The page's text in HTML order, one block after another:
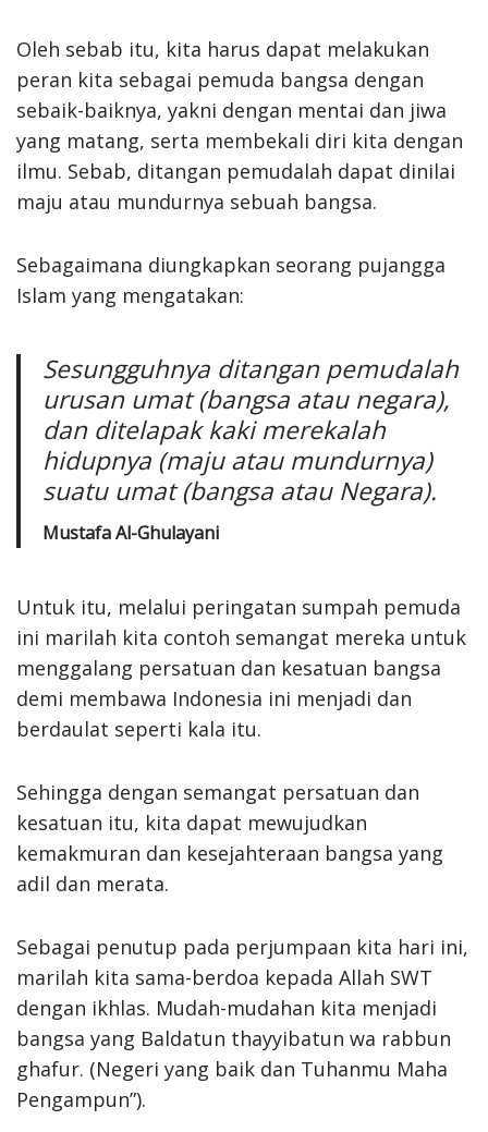
Oleh sebab itu, kita harus dapat melakukan
peran kita sebagai pemuda bangsa dengan
sebaik-baiknya, yakni dengan mentai dan jiwa
yang matang, serta membekali diri kita dengan
ilmu. Sebab, ditangan pemudalah dapat dinilai
maju atau mundurnya sebuah bangsa.
Sebagaimana diungkapkan seorang pujangga
Islam yang mengatakan:
Sesungguhnya ditangan pemudalah
urusan umat (bangsa atau negara),
dan ditelapak kaki merekalah
hidupnya (maju atau mundurnya)
suatu umat (bangsa atau Negara).
Mustafa Al-Ghulayani
Untuk itu, melalui peringatan sumpah pemuda
ini marilah kita contoh semangat mereka untuk
menggalang persatuan dan kesatuan bangsa
demi membawa Indonesia ini menjadi dan
berdaulat seperti kala itu.
Sehingga dengan semangat persatuan dan
kesatuan itu, kita dapat mewujudkan
kemakmuran dan kesejahteraan bangsa yang
adil dan merata.
Sebagai penutup pada perjumpaan kita hari ini,
marilah kita sama-berdoa kepada Allah SWT
dengan ikhlas. Mudah-mudahan kita menjadi
bangsa yang Baldatun thayyibatun wa rabbun
ghafur. (Negeri yang baik dan Tuhanmu Maha
Pengampun”).